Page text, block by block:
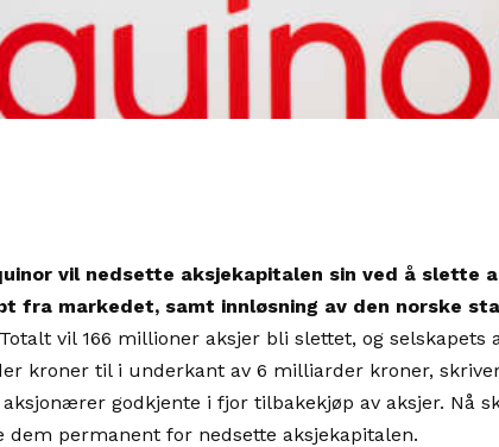
vil nedsette aksjekapitalen sin ved å slette
fra markedet, samt innløsning av den norske
vil 166 millioner aksjer bli slettet, og
kroner til i underkant av 6 milliarder kroner,
aksjonærer godkjente i fjor tilbakekjøp av aksjer. Nå
dem permanent for nedsette aksjekapitalen.